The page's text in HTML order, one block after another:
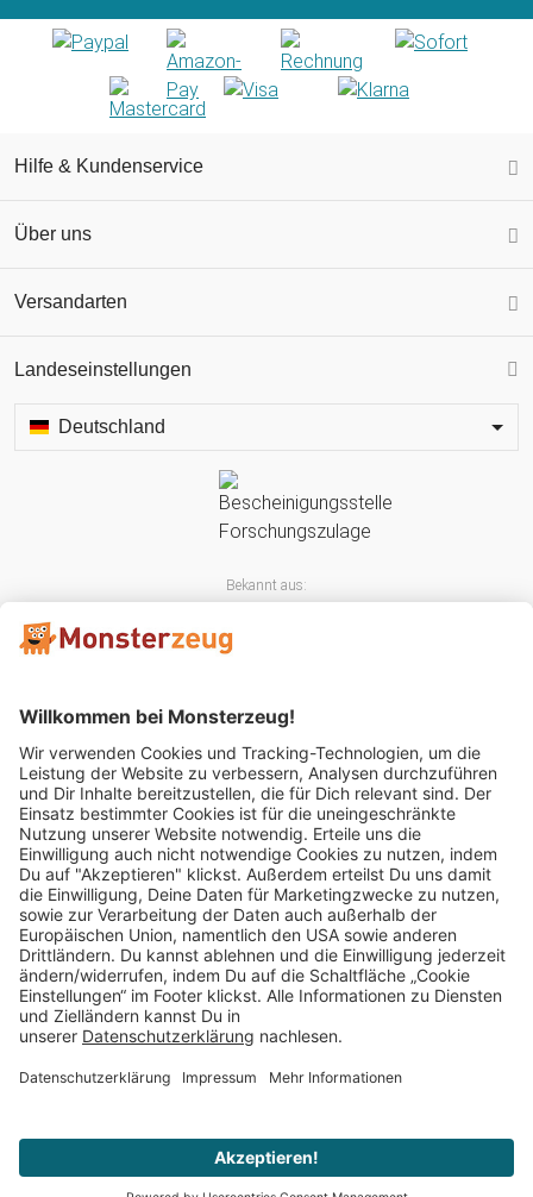
Hilfe & Kundenservice
Über uns
Versandarten
Landeseinstellungen
Deutschland
Bekannt aus:
Mitglied im:
Impressum AGB Widerrufsbelehrung
Vertrag widerrufen